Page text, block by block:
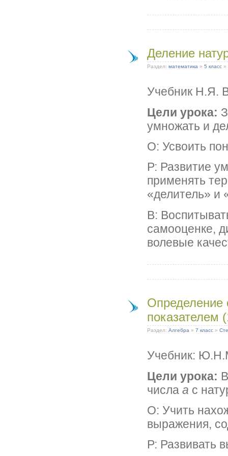
Деление
Раздел: математика » 5 класс »
Учебник Н.Я.
Цели урока:
умножать и
О: Усвоить
Р: Развитие
применять
«делитель» и
В:
самооценке,
волевые
Определение
показателем
Раздел: Алгебра » 7 класс »
Учебник:
Цели урока:
числа а с
О: Учить
выражения,
Р: Развивать